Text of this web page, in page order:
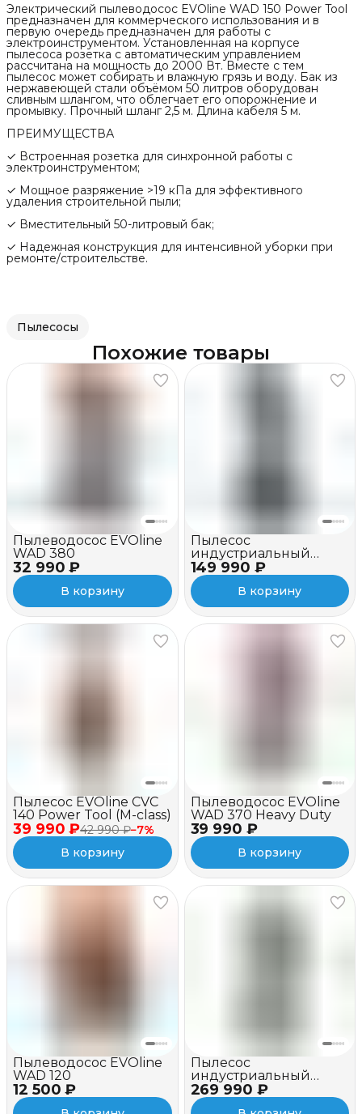
Электрический пылеводосос EVOline WAD 150 Power Tool
предназначен для коммерческого использования и в
первую очередь предназначен для работы с
электроинструментом. Установленная на корпусе
пылесоса розетка с автоматическим управлением
рассчитана на мощность до 2000 Вт. Вместе с тем
пылесос может собирать и влажную грязь и воду. Бак из
нержавеющей стали объёмом 50 литров оборудован
сливным шлангом, что облегчает его опорожнение и
промывку. Прочный шланг 2,5 м. Длина кабеля 5 м.
ПРЕИМУЩЕСТВА
✓ Встроенная розетка для синхронной работы с
электроинструментом;
✓ Мощное разряжение >19 кПа для эффективного
удаления строительной пыли;
✓ Вместительный 50-литровый бак;
✓ Надежная конструкция для интенсивной уборки при
ремонте/строительстве.
Пылесосы
Похожие товары
32 990 ₽
Пылеводосос EVOline
WAD 380
В корзину
149 990 ₽
Пылесос
индустриальный
EVOline IVC 3100-36
В корзину
39 990 ₽42 990 ₽−7%
Пылесос EVOline CVC
140 Power Tool (M-class)
В корзину
39 990 ₽
Пылеводосос EVOline
WAD 370 Heavy Duty
В корзину
12 500 ₽
Пылеводосос EVOline
WAD 120
269 990 ₽
Пылесос
индустриальный
EVOline IVC 1100-22